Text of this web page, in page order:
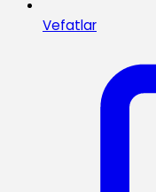
Vefatlar